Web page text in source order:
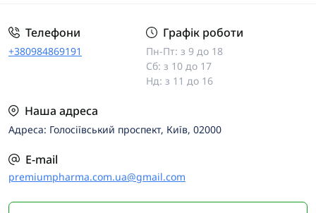
Телефони
+380984869191
Графік роботи
Пн-Пт: з 9 до 18
Сб: з 10 до 17
Нд: з 11 до 16
Наша адреса
Адреса: Голосіївський проспект, Київ, 02000
E-mail
premiumpharma.com.ua@gmail.com